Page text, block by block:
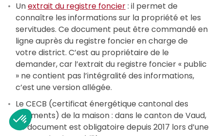
Unextrait du registre foncier: il permet de
connaître les informations sur la propriété et les
servitudes. Ce document peut être commandé en
ligne auprès du registre foncier en charge de
votre district. C’est au propriétaire de le
demander, car l’extrait du registre foncier « public
» ne contient pas l’intégralité des informations,
c’est une version allégée.
Le CECB (certificat énergétique cantonal des
bâtiments) de la maison : dans le canton de Vaud,
ce document est obligatoire depuis 2017 lors d’une